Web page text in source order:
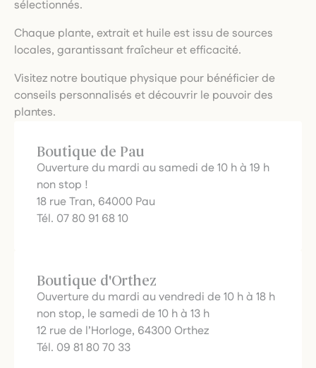
sélectionnés.
Chaque plante, extrait et huile est issu de sources
locales, garantissant fraîcheur et efficacité.
Visitez notre boutique physique pour bénéficier de
conseils personnalisés et découvrir le pouvoir des
plantes.
Boutique de Pau
Ouverture du mardi au samedi de 10 h à 19 h
non stop !
18 rue Tran, 64000 Pau
Tél. 07 80 91 68 10
Boutique d'Orthez
Ouverture du mardi au vendredi de 10 h à 18 h
non stop, le samedi de 10 h à 13 h
12 rue de l’Horloge, 64300 Orthez
Tél. 09 81 80 70 33